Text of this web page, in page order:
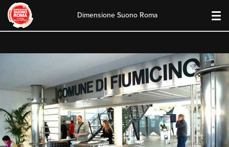
content
Dimensione Suono Roma